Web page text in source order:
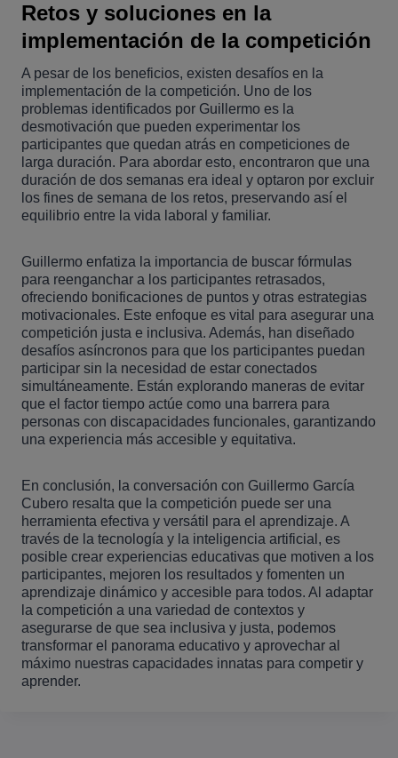
Retos y soluciones en la
implementación de la competición
A pesar de los beneficios, existen desafíos en la
implementación de la competición. Uno de los
problemas identificados por Guillermo es la
desmotivación que pueden experimentar los
participantes que quedan atrás en competiciones de
larga duración. Para abordar esto, encontraron que una
duración de dos semanas era ideal y optaron por excluir
los fines de semana de los retos, preservando así el
equilibrio entre la vida laboral y familiar.
Guillermo enfatiza la importancia de buscar fórmulas
para reenganchar a los participantes retrasados,
ofreciendo bonificaciones de puntos y otras estrategias
motivacionales. Este enfoque es vital para asegurar una
competición justa e inclusiva. Además, han diseñado
desafíos asíncronos para que los participantes puedan
participar sin la necesidad de estar conectados
simultáneamente. Están explorando maneras de evitar
que el factor tiempo actúe como una barrera para
personas con discapacidades funcionales, garantizando
una experiencia más accesible y equitativa.
En conclusión, la conversación con Guillermo García
Cubero resalta que la competición puede ser una
herramienta efectiva y versátil para el aprendizaje. A
través de la tecnología y la inteligencia artificial, es
posible crear experiencias educativas que motiven a los
participantes, mejoren los resultados y fomenten un
aprendizaje dinámico y accesible para todos. Al adaptar
la competición a una variedad de contextos y
asegurarse de que sea inclusiva y justa, podemos
transformar el panorama educativo y aprovechar al
máximo nuestras capacidades innatas para competir y
aprender.